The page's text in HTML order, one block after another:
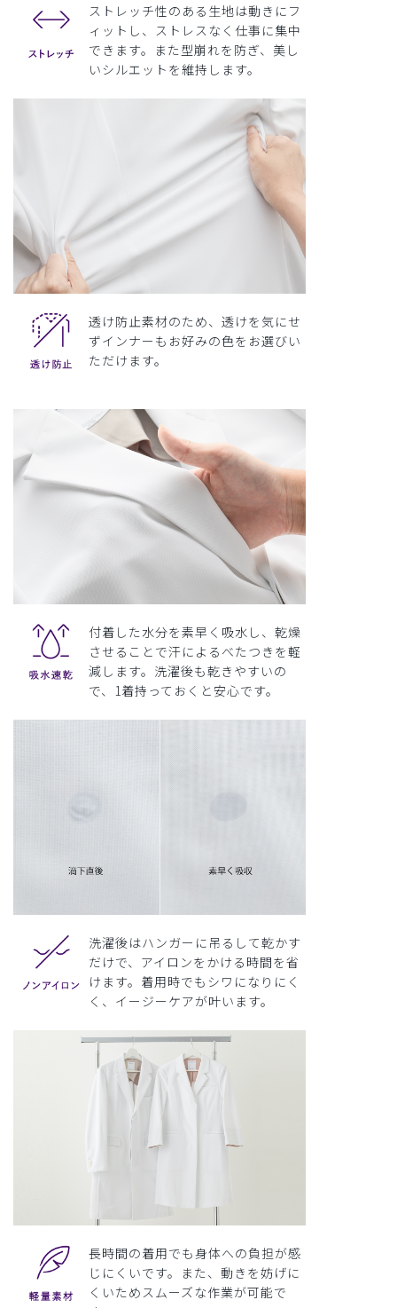
ストレッチ性のある生地は動きにフ
ィットし、ストレスなく仕事に集中
できます。また型崩れを防ぎ、美し
いシルエットを維持します。
透け防止素材のため、透けを気にせ
ずインナーもお好みの色をお選びい
ただけます。
付着した水分を素早く吸水し、乾燥
させることで汗によるべたつきを軽
減します。洗濯後も乾きやすいの
で、1着持っておくと安心です。
洗濯後はハンガーに吊るして乾かす
だけで、アイロンをかける時間を省
けます。着用時でもシワになりにく
く、イージーケアが叶います。
長時間の着用でも身体への負担が感
じにくいです。また、動きを妨げに
くいためスムーズな作業が可能で